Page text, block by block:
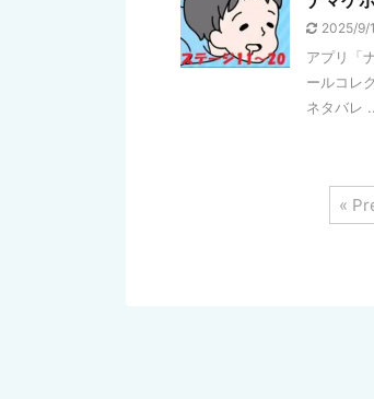
2025/9/
アプリ「
ールコレ
ネタバレ
«